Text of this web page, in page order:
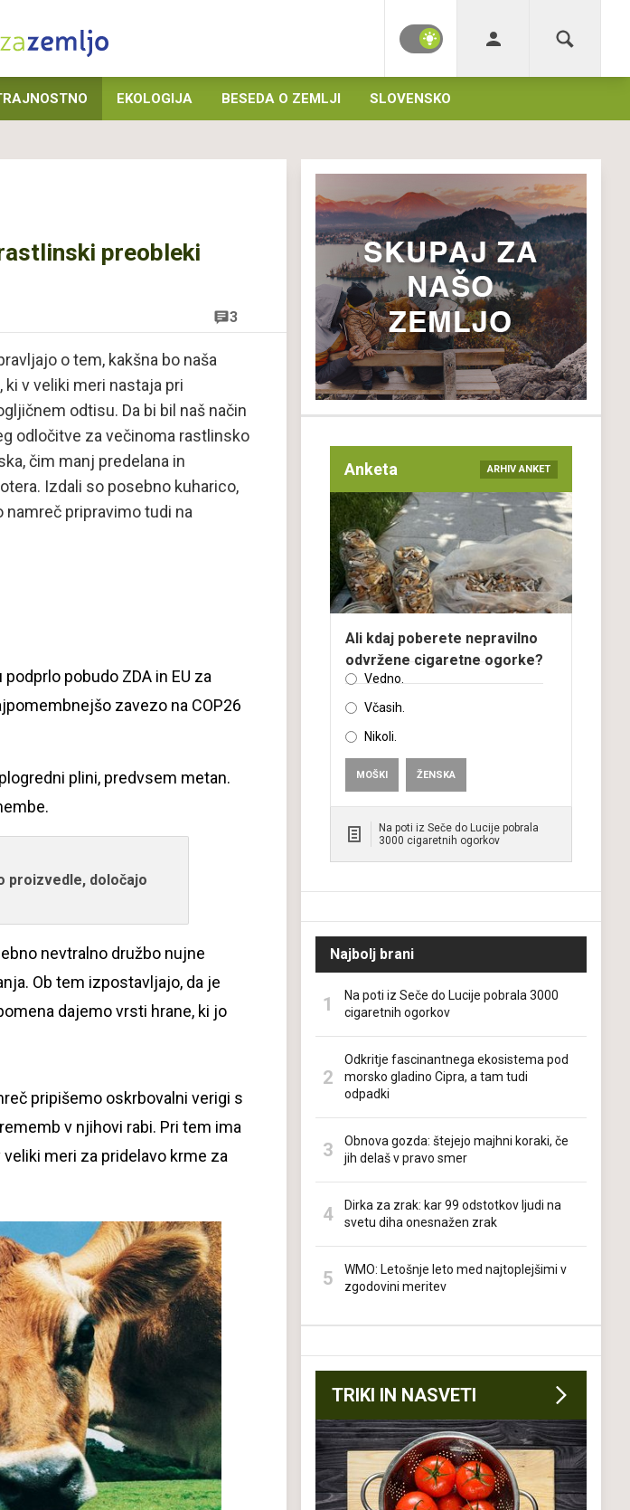
EKOLOGIJA BESEDA O ZEMLJI SLOVENSKO
preobleki
3
o tem, kakšna bo naša
v veliki meri nastaja pri
odtisu. Da bi bil naš način
odločitve za večinoma rastlinsko
čim manj predelana in
Izdali so posebno kuharico,
namreč pripravimo tudi na
pobudo ZDA in EU za
zavezo na COP26
plini, predvsem metan.
proizvedle, določajo
nevtralno družbo nujne
Ob tem izpostavljajo, da je
dajemo vrsti hrane, ki jo
pripišemo oskrbovalni verigi s
v njihovi rabi. Pri tem ima
meri za pridelavo krme za
Anketa ARHIV ANKET
Ali kdaj poberete nepravilno
odvržene cigaretne ogorke?
Vedno.
Včasih.
Nikoli.
MOŠKI ŽENSKA
Na poti iz Seče do Lucije pobrala
3000 cigaretnih ogorkov
Najbolj brani
Na poti iz Seče do Lucije pobrala 3000
cigaretnih ogorkov
Odkritje fascinantnega ekosistema pod
morsko gladino Cipra, a tam tudi
odpadki
Obnova gozda: štejejo majhni koraki, če
jih delaš v pravo smer
Dirka za zrak: kar 99 odstotkov ljudi na
svetu diha onesnažen zrak
WMO: Letošnje leto med najtoplejšimi v
zgodovini meritev
TRIKI IN NASVETI